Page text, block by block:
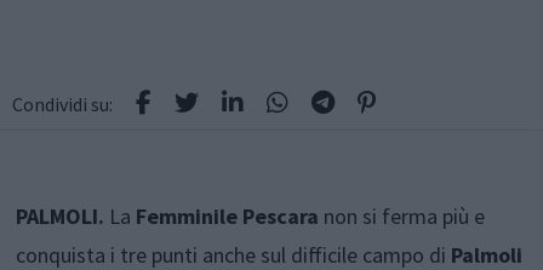
Condividi su:
PALMOLI. La Femminile Pescara non si ferma più e
conquista i tre punti anche sul difficile campo di Palmoli